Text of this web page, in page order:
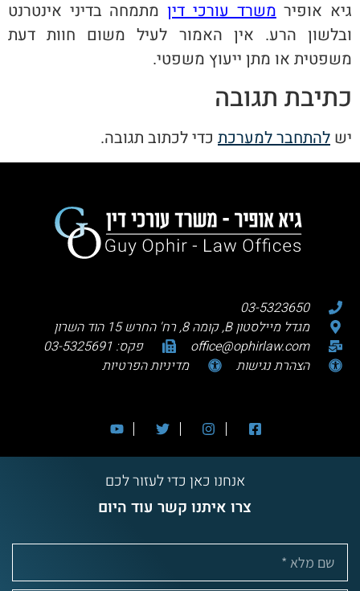
גיא אופירמשרד עורכי דיןמתמחה בדיני אינטרנט
ובלשון הרע. אין האמור לעיל משום חוות דעת
משפטית או מתן ייעוץ משפטי.
כתיבת תגובה
יש להתחבר למערכת כדי לכתוב תגובה.
03-5323650
מגדל מיילסטון B, קומה 8, רח' החרש 15 הוד השרון
office@ophirlaw.com
פקס: 03-5325691
הצהרת נגישות
מדיניות הפרטיות
אנחנו כאן כדי לעזור לכם
צרו איתנו קשר עוד היום